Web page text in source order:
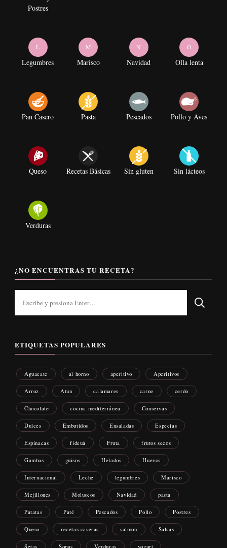
Postres
L
Legumbres
M
Marisco
N
Navidad
O
Olla lenta
Pan Casero Pasta Pescados Pollo y Aves
Queso Recetas Básicas Sin gluten Sin lácteos
Verduras
¿NO ENCUENTRAS TU RECETA?
ETIQUETAS POPULARES
Aguacate al horno aperitivo Aperitivos
Arroz Atun calamares carne cerdo
Chocolate cocina mediterránea Conservas
Dulces Embutidos Ensaladas Especias
Espinacas fideuá Fruta frutos secos
Gambas guisos Helados Huevos
Internacional Leche legumbres Marisco
Mejillones Moluscos Navidad pasta
Patatas Paté Pescados Pollo Postres
Queso recetas caseras salmon Salsas
Setas Sopas Verduras yogurt